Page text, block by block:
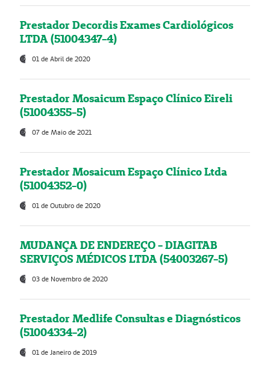
Prestador Decordis Exames Cardiológicos
LTDA (51004347-4)
01 de Abril de 2020
Prestador Mosaicum Espaço Clínico Eireli
(51004355-5)
07 de Maio de 2021
Prestador Mosaicum Espaço Clínico Ltda
(51004352-0)
01 de Outubro de 2020
MUDANÇA DE ENDEREÇO - DIAGITAB
SERVIÇOS MÉDICOS LTDA (54003267-5)
03 de Novembro de 2020
Prestador Medlife Consultas e Diagnósticos
(51004334-2)
01 de Janeiro de 2019